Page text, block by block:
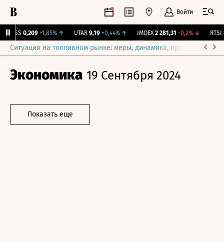
Войти
RGSS 0,209 +1,85%↑ UTAR 9,19 +0,44%↑ IMOEX 2 281,31 -0,2%↓ RTSI
Ситуация на топливном рынке: меры, динамика, прогнозы
Экономика 19 Сентября 2024
Показать еще